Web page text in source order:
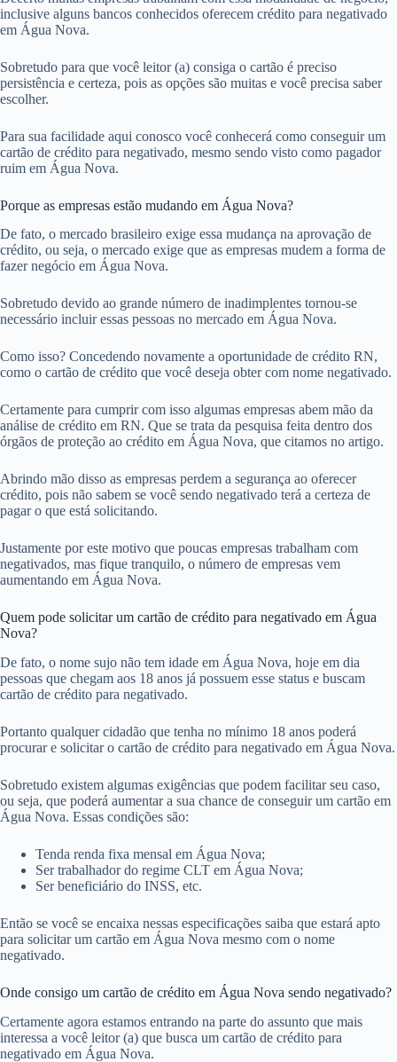
inclusive alguns bancos conhecidos oferecem crédito para negativado
em Água Nova.
Sobretudo para que você leitor (a) consiga o cartão é preciso
persistência e certeza, pois as opções são muitas e você precisa saber
escolher.
Para sua facilidade aqui conosco você conhecerá como conseguir um
cartão de crédito para negativado, mesmo sendo visto como pagador
ruim em Água Nova.
Porque as empresas estão mudando em Água Nova?
De fato, o mercado brasileiro exige essa mudança na aprovação de
crédito, ou seja, o mercado exige que as empresas mudem a forma de
fazer negócio em Água Nova.
Sobretudo devido ao grande número de inadimplentes tornou-se
necessário incluir essas pessoas no mercado em Água Nova.
Como isso? Concedendo novamente a oportunidade de crédito RN,
como o cartão de crédito que você deseja obter com nome negativado.
Certamente para cumprir com isso algumas empresas abem mão da
análise de crédito em RN. Que se trata da pesquisa feita dentro dos
órgãos de proteção ao crédito em Água Nova, que citamos no artigo.
Abrindo mão disso as empresas perdem a segurança ao oferecer
crédito, pois não sabem se você sendo negativado terá a certeza de
pagar o que está solicitando.
Justamente por este motivo que poucas empresas trabalham com
negativados, mas fique tranquilo, o número de empresas vem
aumentando em Água Nova.
Quem pode solicitar um cartão de crédito para negativado em Água
Nova?
De fato, o nome sujo não tem idade em Água Nova, hoje em dia
pessoas que chegam aos 18 anos já possuem esse status e buscam
cartão de crédito para negativado.
Portanto qualquer cidadão que tenha no mínimo 18 anos poderá
procurar e solicitar o cartão de crédito para negativado em Água Nova.
Sobretudo existem algumas exigências que podem facilitar seu caso,
ou seja, que poderá aumentar a sua chance de conseguir um cartão em
Água Nova. Essas condições são:
Tenda renda fixa mensal em Água Nova;
Ser trabalhador do regime CLT em Água Nova;
Ser beneficiário do INSS, etc.
Então se você se encaixa nessas especificações saiba que estará apto
para solicitar um cartão em Água Nova mesmo com o nome
negativado.
Onde consigo um cartão de crédito em Água Nova sendo negativado?
Certamente agora estamos entrando na parte do assunto que mais
interessa a você leitor (a) que busca um cartão de crédito para
negativado em Água Nova.